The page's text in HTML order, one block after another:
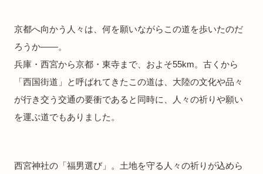
京都へ向かう人々は、何を願いながらこの道を歩いたのだ
ろうか――。
兵庫・西宮から京都・東寺まで、およそ55km。古くから
「西国街道」と呼ばれてきたこの道は、大陸の文化や品々
が行き交う交通の要衝であると同時に、人々の祈りや願い
を運ぶ道でもありました。
西宮神社の「福男選び」。土地を守る人々の祈りが込めら